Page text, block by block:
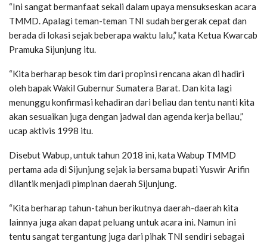
“Ini sangat bermanfaat sekali dalam upaya mensukseskan acara
TMMD. Apalagi teman-teman TNI sudah bergerak cepat dan
berada di lokasi sejak beberapa waktu lalu,” kata Ketua Kwarcab
Pramuka Sijunjung itu.
“Kita berharap besok tim dari propinsi rencana akan di hadiri
oleh bapak Wakil Gubernur Sumatera Barat. Dan kita lagi
menunggu konfirmasi kehadiran dari beliau dan tentu nanti kita
akan sesuaikan juga dengan jadwal dan agenda kerja beliau,”
ucap aktivis 1998 itu.
Disebut Wabup, untuk tahun 2018 ini, kata Wabup TMMD
pertama ada di Sijunjung sejak ia bersama bupati Yuswir Arifin
dilantik menjadi pimpinan daerah Sijunjung.
“Kita berharap tahun-tahun berikutnya daerah-daerah kita
lainnya juga akan dapat peluang untuk acara ini. Namun ini
tentu sangat tergantung juga dari pihak TNI sendiri sebagai